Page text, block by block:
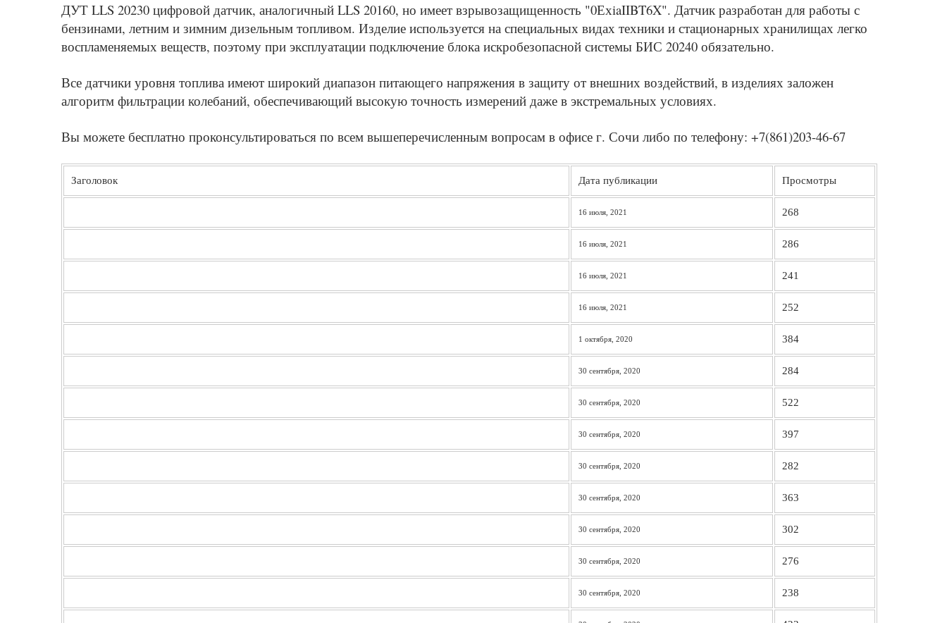
ДУТ LLS 20230 цифровой датчик, аналогичный LLS 20160, но имеет взрывозащищенность "0ЕхiaIIBT6X". Датчик разработан для работы с
бензинами, летним и зимним дизельным топливом. Изделие используется на специальных видах техники и стационарных хранилищах легко
воспламеняемых веществ, поэтому при эксплуатации подключение блока искробезопасной системы БИС 20240 обязательно.
Все датчики уровня топлива имеют широкий диапазон питающего напряжения в защиту от внешних воздействий, в изделиях заложен
алгоритм фильтрации колебаний, обеспечивающий высокую точность измерений даже в экстремальных условиях.
Вы можете бесплатно проконсультироваться по всем вышеперечисленным вопросам в офисе г. Сочи либо по телефону: +7(861)203-46-67
Заголовок Дата публикации Просмотры
16 июля, 2021 268
16 июля, 2021 286
16 июля, 2021 241
16 июля, 2021 252
1 октября, 2020 384
30 сентября, 2020 284
30 сентября, 2020 522
30 сентября, 2020 397
30 сентября, 2020 282
30 сентября, 2020 363
30 сентября, 2020 302
30 сентября, 2020 276
30 сентября, 2020 238